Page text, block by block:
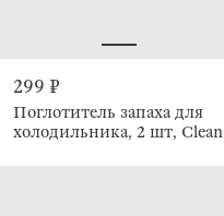
299 ₽
Поглотитель запаха для
холодильника, 2 шт, Clean